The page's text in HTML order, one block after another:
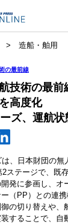
造船・舶用
の最前線
技術の最前
高度化
ズ、運航
、日本財団の無
2ステージで、既
発に参画し、オ
（PP）との連
の切り替えや、
することで、自